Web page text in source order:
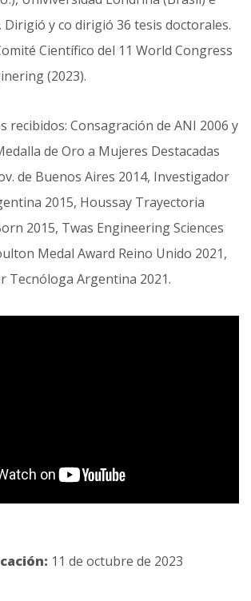
Dirigió y co dirigió 36 tesis doctorales.
Científico del 11 World Congress
(2023).
recibidos: Consagración de ANI 2006 y
de Oro a Mujeres Destacadas
de Buenos Aires 2014, Investigador
2015, Houssay Trayectoria
2015, Twas Engineering Sciences
Medal Award Reino Unido 2021,
Tecnóloga Argentina 2021.
11 de octubre de 2023